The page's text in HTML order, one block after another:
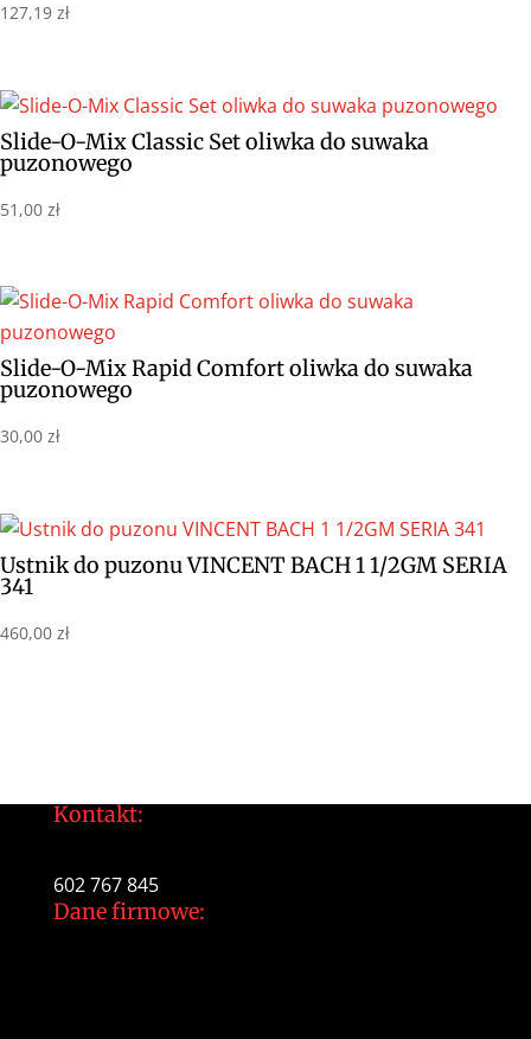
127,19 zł
Slide-O-Mix Classic Set oliwka do suwaka
puzonowego
51,00 zł
Slide-O-Mix Rapid Comfort oliwka do suwaka
puzonowego
30,00 zł
Ustnik do puzonu VINCENT BACH 1 1/2GM SERIA
341
460,00 zł
Kontakt:
602 767 845
Dane firmowe: